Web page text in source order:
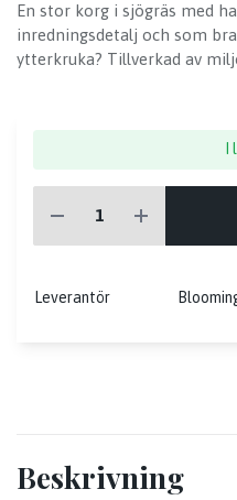
En stor korg i sjögräs med
inredningsdetalj och som
ytterkruka? Tillverkad av
Leverantör
Beskrivning